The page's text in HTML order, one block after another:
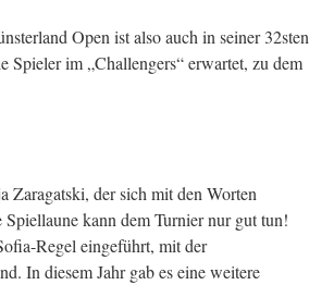
Open ist also auch in seiner 32sten
Spieler im „Challengers“ erwartet, zu dem
Zaragatski, der sich mit den Worten
kann dem Turnier nur gut tun!
Regel eingeführt, mit der
In diesem Jahr gab es eine weitere